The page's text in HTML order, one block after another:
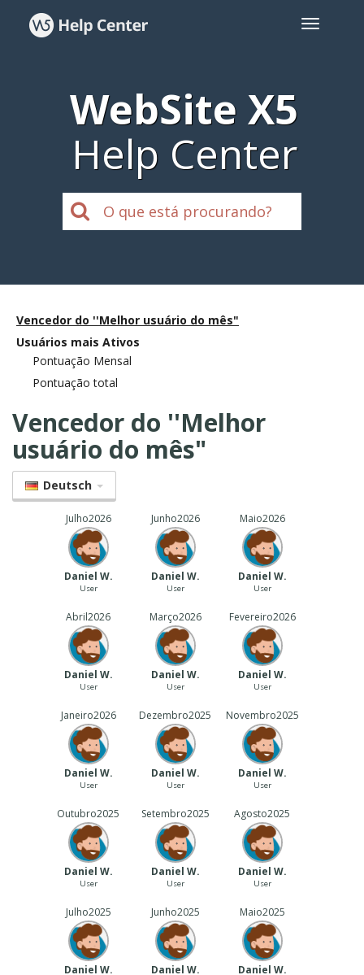
WebSite X5
Help Center
Vencedor do ''Melhor usuário do mês"
Usuários mais Ativos
Pontuação Mensal
Pontuação total
Vencedor do ''Melhor
usuário do mês"
Deutsch
Julho2026
Daniel W.
User
Junho2026
Daniel W.
User
Maio2026
Daniel W.
User
Abril2026
Daniel W.
User
Março2026
Daniel W.
User
Fevereiro2026
Daniel W.
User
Janeiro2026
Daniel W.
User
Dezembro2025
Daniel W.
User
Novembro2025
Daniel W.
User
Outubro2025
Daniel W.
User
Setembro2025
Daniel W.
User
Agosto2025
Daniel W.
User
Julho2025
Daniel W.
Junho2025
Daniel W.
Maio2025
Daniel W.